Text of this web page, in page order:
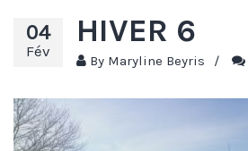
04
Fév
HIVER 6
By Maryline Beyris /